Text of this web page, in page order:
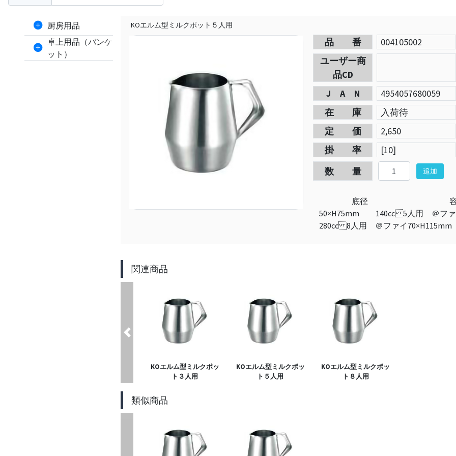
厨房用品
卓上用品（バンケ
ット）
KOエルム型ミルクポット５人用
品 番
004105002
ユーザー商
品CD
J A N
4954057680059
在 庫
入荷待
定 価
2,650
掛 率
[10]
数 量
追加
底径 容量 3人用
50×H75mm 140cc 5人用 ＠フ
280cc 8人用 ＠ファイ
関連商品
KOエルム型ミルクポッ
ト３人用
KOエルム型ミルクポッ
ト５人用
KOエルム型ミルクポッ
ト８人用
Previous
類似商品